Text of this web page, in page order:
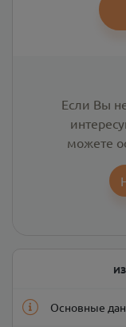
Если Вы
можете
Основные